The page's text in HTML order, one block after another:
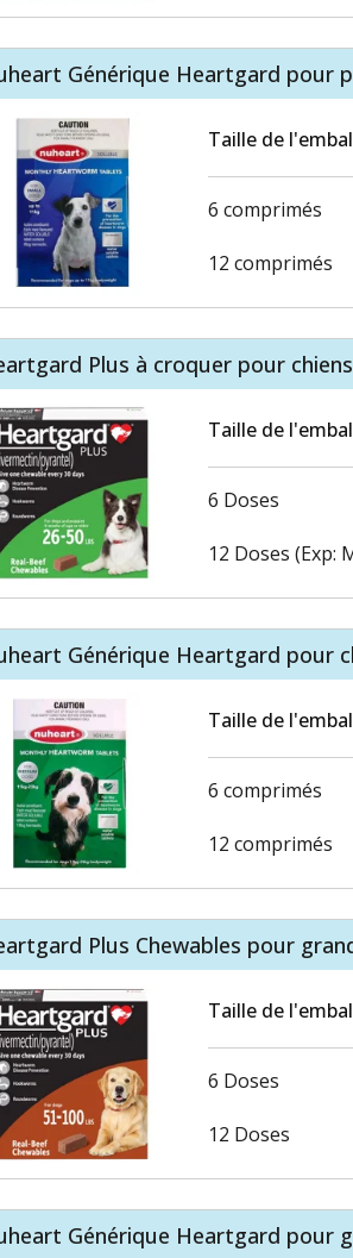
Générique Heartgard pour
Taille de
6 comprimés
12 comprimés
Plus à croquer pour
Taille de
6 Doses
12 Doses (Exp:
Générique Heartgard pour
Taille de
6 comprimés
12 comprimés
Plus Chewables pour
Taille de
6 Doses
12 Doses
Générique Heartgard pour